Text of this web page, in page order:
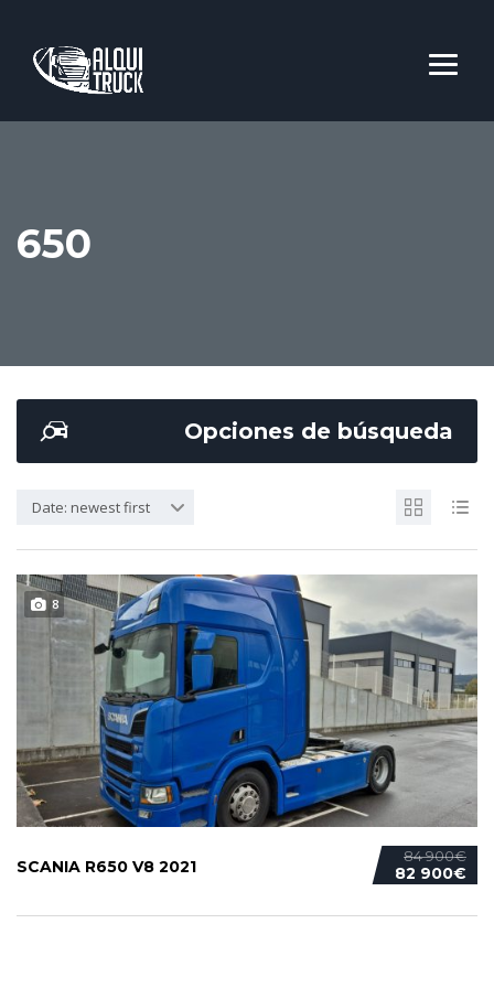
650
Opciones de búsqueda
Date: newest first
8
84 900€
82 900€
SCANIA R650 V8 2021